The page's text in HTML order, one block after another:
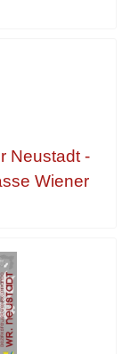
Neustadt -
Wiener